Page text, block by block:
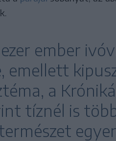
ember
emellett
a
tíznél is